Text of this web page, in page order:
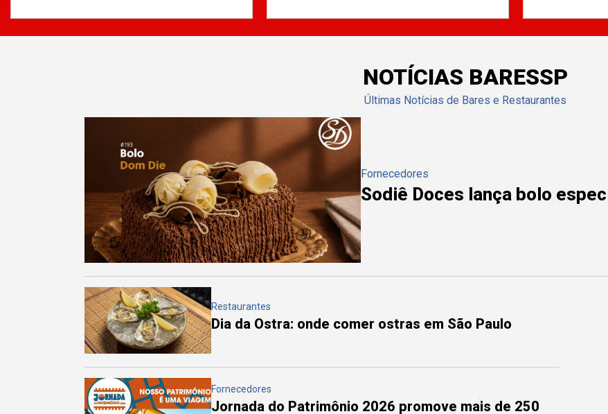
NOTÍCIAS BARESSP
Últimas Notícias de Bares e Restaurantes
Fornecedores
Sodiê Doces lança bolo
Restaurantes
Dia da Ostra: onde comer ostras em São Paulo
Fornecedores
Jornada do Patrimônio 2026 promove mais de 250